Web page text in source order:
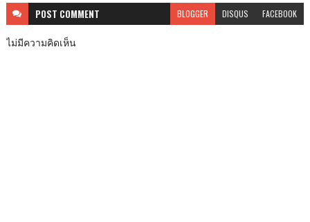
POST COMMENT BLOGGER DISQUS FACEBOOK
ไม่มีความคิดเห็น